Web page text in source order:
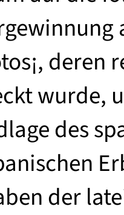
deren
wurde,
des
der